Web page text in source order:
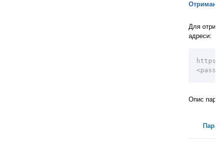
Для
адреси:
Опис